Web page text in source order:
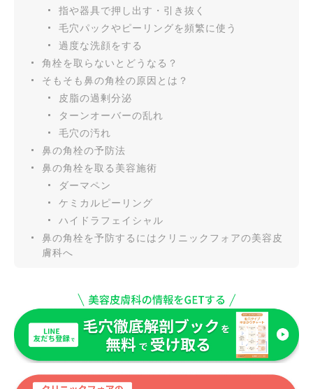
指や器具で押し出す・引き抜く
毛穴パックやピーリングを頻繁に使う
過度な洗顔をする
角栓を取らないとどうなる？
そもそも鼻の角栓の原因とは？
皮脂の過剰分泌
ターンオーバーの乱れ
毛穴の汚れ
鼻の角栓の予防法
鼻の角栓を取る美容施術
ダーマペン
ケミカルピーリング
ハイドラフェイシャル
鼻の角栓を予防するにはクリニックフォアの美容皮
膚科へ